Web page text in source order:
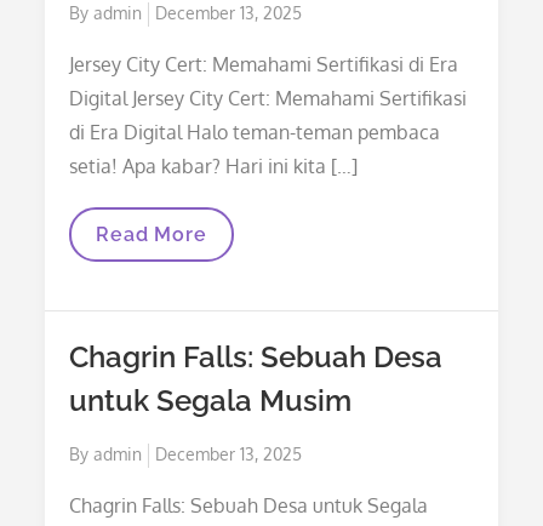
Byadmin
Posted
December 13, 2025
Jersey City Cert: Memahami Sertifikasi di Era
Digital Jersey City Cert: Memahami Sertifikasi
di Era Digital Halo teman-teman pembaca
setia! Apa kabar? Hari ini kita […]
Jersey
City
Sertifikasi
Era
Digital
Read More
Chagrin Falls: Sebuah Desa
untuk Segala Musim
Byadmin
Posted
December 13, 2025
Chagrin Falls: Sebuah Desa untuk Segala